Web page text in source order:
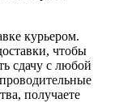
курьером.
чтобы
сдачу с любой
получаете